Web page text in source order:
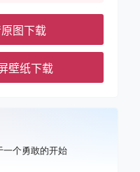
图下载
壁纸下载
一个勇敢的开始